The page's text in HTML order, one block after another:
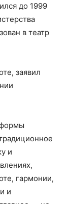
до 1999
в театр
заявил
формы
и
гармонии,
и